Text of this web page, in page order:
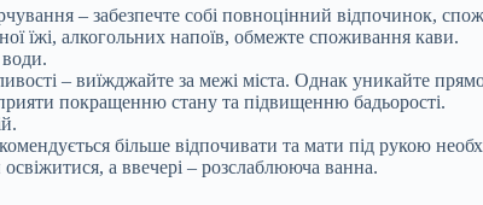
– забезпечте собі повноцінний відпочинок,
їжі, алкогольних напоїв, обмежте споживання кави.
води.
– виїжджайте за межі міста. Однак уникайте
покращенню стану та підвищенню бадьорості.
більше відпочивати та мати під рукою
а ввечері – розслаблююча ванна.